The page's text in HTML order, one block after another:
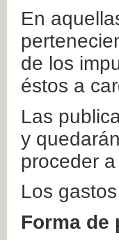
En
de los
éstos a
Las
y
proceder
Los
Forma de